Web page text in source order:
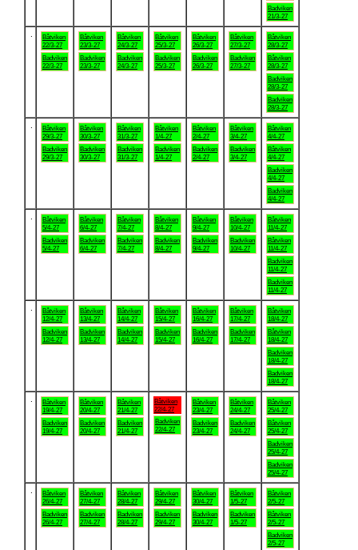
Badviken
21/3-27
Båtviken
22/3-27
Badviken
22/3-27
Båtviken
23/3-27
Badviken
23/3-27
Båtviken
24/3-27
Badviken
24/3-27
Båtviken
25/3-27
Badviken
25/3-27
Båtviken
26/3-27
Badviken
26/3-27
Båtviken
27/3-27
Badviken
27/3-27
Båtviken
28/3-27
Båtviken
28/3-27
Badviken
28/3-27
Badviken
28/3-27
Båtviken
29/3-27
Badviken
29/3-27
Båtviken
30/3-27
Badviken
30/3-27
Båtviken
31/3-27
Badviken
31/3-27
Båtviken
1/4-27
Badviken
1/4-27
Båtviken
2/4-27
Badviken
2/4-27
Båtviken
3/4-27
Badviken
3/4-27
Båtviken
4/4-27
Båtviken
4/4-27
Badviken
4/4-27
Badviken
4/4-27
Båtviken
5/4-27
Badviken
5/4-27
Båtviken
6/4-27
Badviken
6/4-27
Båtviken
7/4-27
Badviken
7/4-27
Båtviken
8/4-27
Badviken
8/4-27
Båtviken
9/4-27
Badviken
9/4-27
Båtviken
10/4-27
Badviken
10/4-27
Båtviken
11/4-27
Båtviken
11/4-27
Badviken
11/4-27
Badviken
11/4-27
Båtviken
12/4-27
Badviken
12/4-27
Båtviken
13/4-27
Badviken
13/4-27
Båtviken
14/4-27
Badviken
14/4-27
Båtviken
15/4-27
Badviken
15/4-27
Båtviken
16/4-27
Badviken
16/4-27
Båtviken
17/4-27
Badviken
17/4-27
Båtviken
18/4-27
Båtviken
18/4-27
Badviken
18/4-27
Badviken
18/4-27
Båtviken
19/4-27
Badviken
19/4-27
Båtviken
20/4-27
Badviken
20/4-27
Båtviken
21/4-27
Badviken
21/4-27
Båtviken
22/4-27
Badviken
22/4-27
Båtviken
23/4-27
Badviken
23/4-27
Båtviken
24/4-27
Badviken
24/4-27
Båtviken
25/4-27
Båtviken
25/4-27
Badviken
25/4-27
Badviken
25/4-27
Båtviken
26/4-27
Badviken
26/4-27
Båtviken
27/4-27
Badviken
27/4-27
Båtviken
28/4-27
Badviken
28/4-27
Båtviken
29/4-27
Badviken
29/4-27
Båtviken
30/4-27
Badviken
30/4-27
Båtviken
1/5-27
Badviken
1/5-27
Båtviken
2/5-27
Båtviken
2/5-27
Badviken
2/5-27